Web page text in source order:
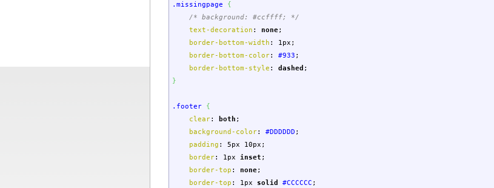
.missingpage
{
/* background: #ccffff; */
text-decoration : none;
border-bottom-width : 1px ;
border-bottom-color: #933 ;
border-bottom-style : dashed ;
}
.footer
{
clear: both ;
background-color: #DDDDDD ;
padding : 5px 10px ;
border: 1px inset ;
border-top : none;
border-top : 1px solid #CCCCCC ;